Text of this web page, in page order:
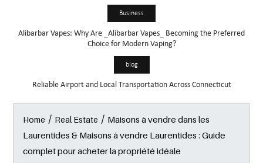
GARDEN
SHARE
Business
Alibarbar Vapes: Why Are _Alibarbar Vapes_ Becoming the Preferred
Choice for Modern Vaping?
blog
Reliable Airport and Local Transportation Across Connecticut
Home / Real Estate / Maisons à vendre dans les
Laurentides & Maisons à vendre Laurentides : Guide
complet pour acheter la propriété idéale